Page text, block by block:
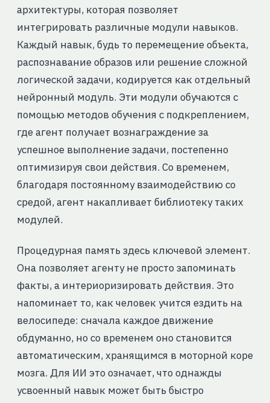
архитектуры, которая позволяет
интегрировать различные модули навыков.
Каждый навык, будь то перемещение объекта,
распознавание образов или решение сложной
логической задачи, кодируется как отдельный
нейронный модуль. Эти модули обучаются с
помощью методов обучения с подкреплением,
где агент получает вознаграждение за
успешное выполнение задачи, постепенно
оптимизируя свои действия. Со временем,
благодаря постоянному взаимодействию со
средой, агент накапливает библиотеку таких
модулей.
Процедурная память здесь ключевой элемент.
Она позволяет агенту не просто запоминать
факты, а интериоризировать действия. Это
напоминает то, как человек учится ездить на
велосипеде: сначала каждое движение
обдуманно, но со временем оно становится
автоматическим, хранящимся в моторной коре
мозга. Для ИИ это означает, что однажды
усвоенный навык может быть быстро